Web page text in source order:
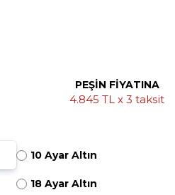
PEŞİN FİYATINA
4.845 TL x 3 taksit
10 Ayar Altın
18 Ayar Altın